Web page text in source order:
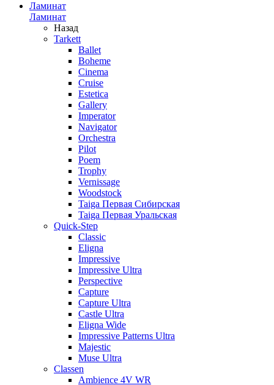
Ламинат
Ламинат
Назад
Tarkett
Ballet
Boheme
Cinema
Cruise
Estetica
Gallery
Imperator
Navigator
Orchestra
Pilot
Poem
Trophy
Vernissage
Woodstock
Taiga Первая Сибирская
Taiga Первая Уральская
Quick-Step
Classic
Eligna
Impressive
Impressive Ultra
Perspective
Capture
Capture Ultra
Castle Ultra
Eligna Wide
Impressive Patterns Ultra
Majestic
Muse Ultra
Classen
Ambience 4V WR